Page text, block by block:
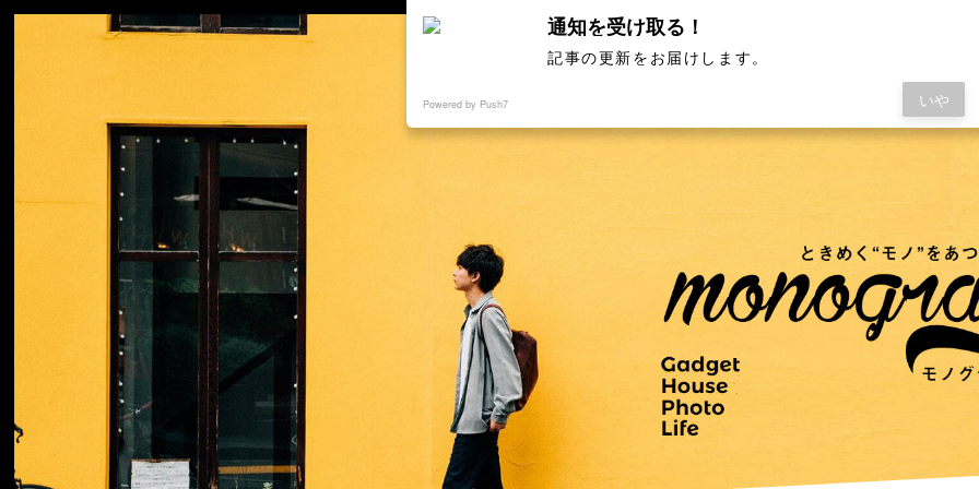
通知を受け取る！
記事の更新をお届けします。
Powered by Push7 いや